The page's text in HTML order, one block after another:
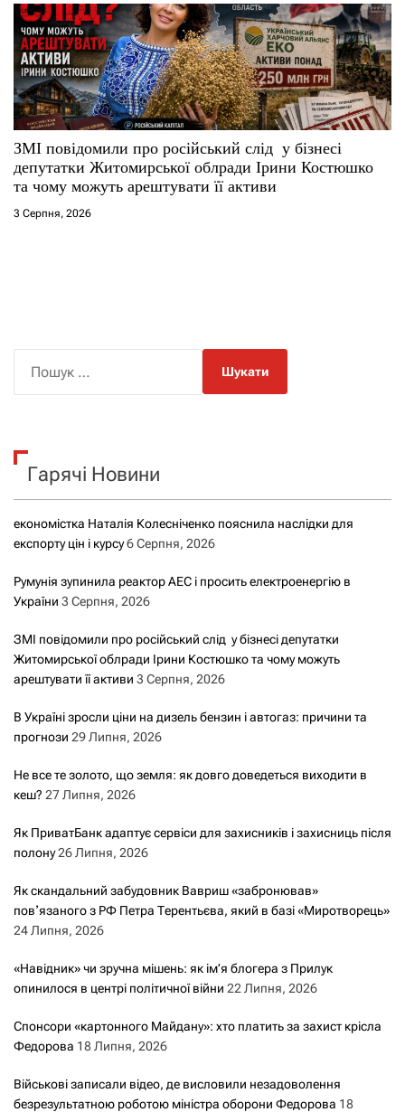
ЗМІ повідомили про російський слід у бізнесі
депутатки Житомирської облради Ірини Костюшко
та чому можуть арештувати її активи
3 Серпня, 2026
к
Гарячі Новини
економістка Наталія Колесніченко пояснила наслідки для
експорту цін і курсу6 Серпня, 2026
Румунія зупинила реактор АЕС і просить електроенергію в
України 3 Серпня, 2026
ЗМІ повідомили про російський слід у бізнесі депутатки
Житомирської облради Ірини Костюшко та чому можуть
арештувати її активи 3 Серпня, 2026
В Україні зросли ціни на дизель бензин і автогаз: причини та
прогнози 29 Липня, 2026
Не все те золото, що земля: як довго доведеться виходити в
кеш? 27 Липня, 2026
Як ПриватБанк адаптує сервіси для захисників і захисниць після
полону26 Липня, 2026
Як скандальний забудовник Вавриш «забронював»
повʼязаного з РФ Петра Терентьєва, який в базі «Миротворець»
24 Липня, 2026
«Навідник» чи зручна мішень: як ім’я блогера з Прилук
опинилося в центрі політичної війни 22 Липня, 2026
Спонсори «картонного Майдану»: хто платить за захист крісла
Федорова 18 Липня, 2026
Військові записали відео, де висловили незадоволення
безрезультатною роботою міністра оборони Федорова 18